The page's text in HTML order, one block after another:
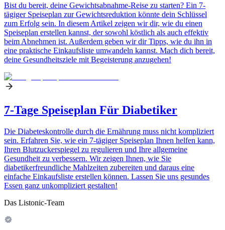
Bist du bereit, deine Gewichtsabnahme-Reise zu starten? Ein 7-
tägiger Speiseplan zur Gewichtsreduktion könnte dein Schlüssel
zum Erfolg sein. In diesem Artikel zeigen wir dir, wie du einen
Speiseplan erstellen kannst, der sowohl köstlich als auch effektiv
beim Abnehmen ist. Außerdem geben wir dir Tipps, wie du ihn in
eine praktische Einkaufsliste umwandeln kannst. Mach dich bereit,
deine Gesundheitsziele mit Begeisterung anzugehen!
7-Tage Speiseplan Für Diabetiker
Die Diabeteskontrolle durch die Ernährung muss nicht kompliziert
sein. Erfahren Sie, wie ein 7-tägiger Speiseplan Ihnen helfen kann,
Ihren Blutzuckerspiegel zu regulieren und Ihre allgemeine
Gesundheit zu verbessern. Wir zeigen Ihnen, wie Sie
diabetikerfreundliche Mahlzeiten zubereiten und daraus eine
einfache Einkaufsliste erstellen können. Lassen Sie uns gesundes
Essen ganz unkompliziert gestalten!
Das Listonic-Team